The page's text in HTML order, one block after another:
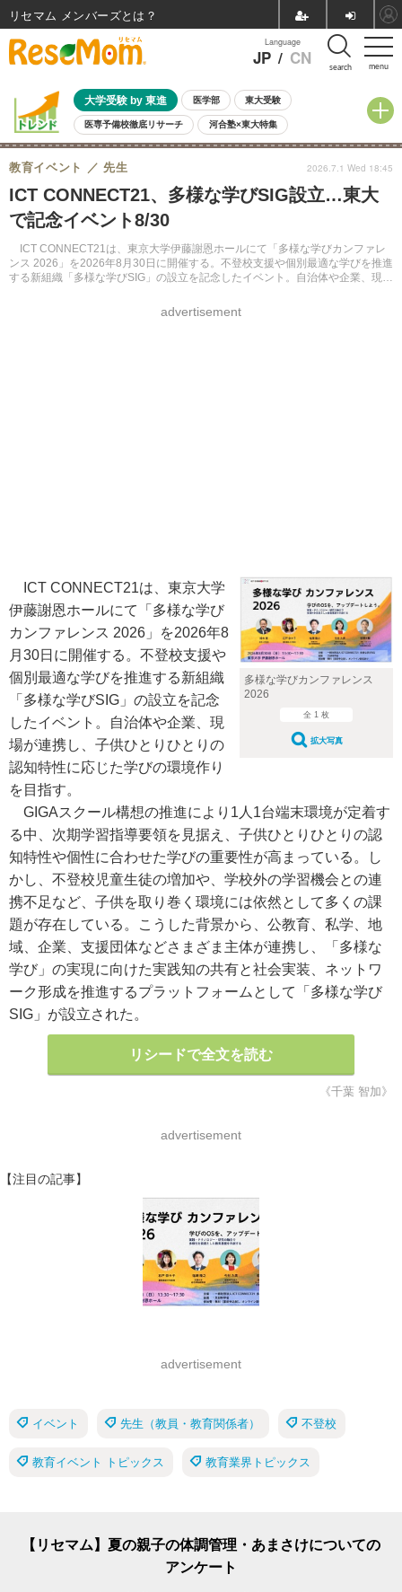
menu
Language
JP / CN search
大学受験 by 東進 医学部 東大受験
医専予備校徹底リサーチ 河合塾×東大特集
親子で考える大学選び 高校受験 中学受験 小学校受験
共通テスト 夏休み
8月開催イベント・WS 全国公立高校 過去問 人気記事
自由研究教材（小学生向け） 自由研究教材（中学生向け）
ICT CONNECT21、多様な学びSIG設立…東大
で記念イベント8/30
ICT CONNECT21は、東京大学伊藤謝恩ホールにて「多様な学びカンファレ
ンス 2026」を2026年8月30日に開催する。不登校支援や個別最適な学びを推進
する新組織「多様な学びSIG」の設立を記念したイベント。自治体や企業、現場
教育イベント 先生
advertisement
2026.7.1 Wed 18:45
多様な学びカンファレンス
2026
全 1 枚
拡大写真
ICT CONNECT21は、東京大学
伊藤謝恩ホールにて「多様な学び
カンファレンス 2026」を2026年8
月30日に開催する。不登校支援や
個別最適な学びを推進する新組織
「多様な学びSIG」の設立を記念
したイベント。自治体や企業、現
場が連携し、子供ひとりひとりの
認知特性に応じた学びの環境作り
を目指す。
GIGAスクール構想の推進により1人1台端末環境が定着す
る中、次期学習指導要領を見据え、子供ひとりひとりの認
知特性や個性に合わせた学びの重要性が高まっている。し
かし、不登校児童生徒の増加や、学校外の学習機会との連
携不足など、子供を取り巻く環境には依然として多くの課
題が存在している。こうした背景から、公教育、私学、地
域、企業、支援団体などさまざま主体が連携し、「多様な
学び」の実現に向けた実践知の共有と社会実装、ネットワ
ーク形成を推進するプラットフォームとして「多様な学び
SIG」が設立された。
リシードで全文を読む
《千葉 智加》
advertisement
【注目の記事】
advertisement
イベント 先生（教員・教育関係者） 不登校
教育イベント トピックス 教育業界トピックス
【リセマム】夏の親子の体調管理・あまさけについての
アンケート
リセマム メンバーズ